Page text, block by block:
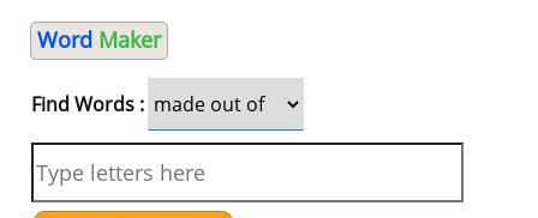
Word Maker
Find Words :